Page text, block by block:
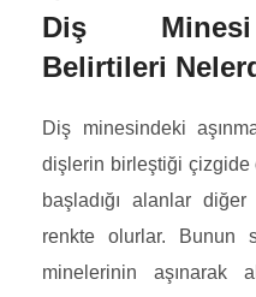
Diş Minesi
Belirtileri
Diş minesindeki
dişlerin birleştiği çizgide
başladığı alanlar
renkte olurlar. Bunun
minelerinin aşınarak